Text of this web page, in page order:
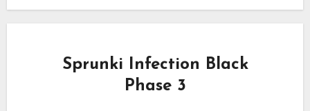
Sprunki Infection Black
Phase 3